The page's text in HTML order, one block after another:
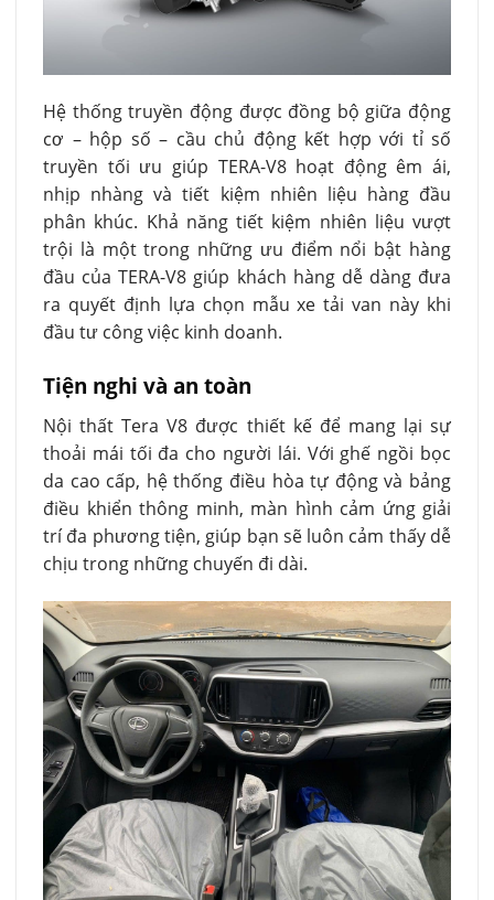
Hệ thống truyền động được đồng bộ giữa động
cơ – hộp số – cầu chủ động kết hợp với tỉ số
truyền tối ưu giúp TERA-V8 hoạt động êm ái,
nhịp nhàng và tiết kiệm nhiên liệu hàng đầu
phân khúc. Khả năng tiết kiệm nhiên liệu vượt
trội là một trong những ưu điểm nổi bật hàng
đầu của TERA-V8 giúp khách hàng dễ dàng đưa
ra quyết định lựa chọn mẫu xe tải van này khi
đầu tư công việc kinh doanh.
Tiện nghi và an toàn
Nội thất Tera V8 được thiết kế để mang lại sự
thoải mái tối đa cho người lái. Với ghế ngồi bọc
da cao cấp, hệ thống điều hòa tự động và bảng
điều khiển thông minh, màn hình cảm ứng giải
trí đa phương tiện, giúp bạn sẽ luôn cảm thấy dễ
chịu trong những chuyến đi dài.